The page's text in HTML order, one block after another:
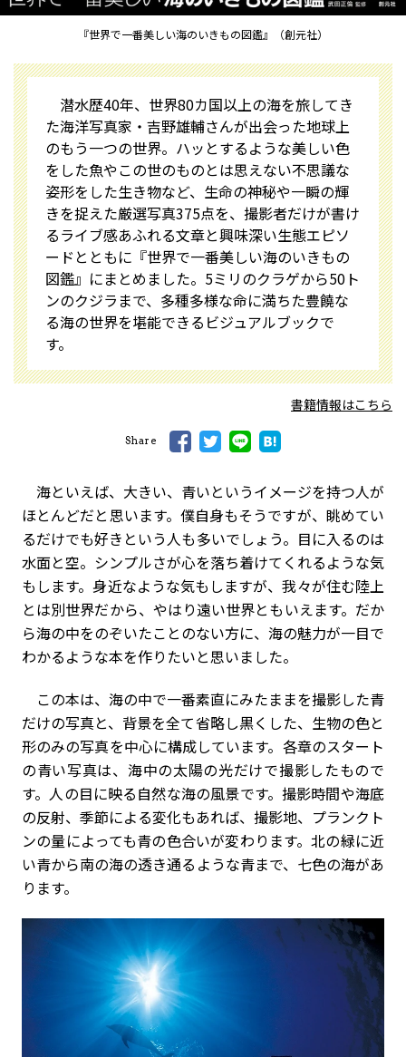
『世界で一番美しい海のいきもの図鑑』（創元社）
潜水歴40年、世界80カ国以上の海を旅してき
た海洋写真家・吉野雄輔さんが出会った地球上
のもう一つの世界。ハッとするような美しい色
をした魚やこの世のものとは思えない不思議な
姿形をした生き物など、生命の神秘や一瞬の輝
きを捉えた厳選写真375点を、撮影者だけが書け
るライブ感あふれる文章と興味深い生態エピソ
ードとともに『世界で一番美しい海のいきもの
図鑑』にまとめました。5ミリのクラゲから50ト
ンのクジラまで、多種多様な命に満ちた豊饒な
る海の世界を堪能できるビジュアルブックで
す。
書籍情報はこちら
Share
海といえば、大きい、青いというイメージを持つ人が
ほとんどだと思います。僕自身もそうですが、眺めてい
るだけでも好きという人も多いでしょう。目に入るのは
水面と空。シンプルさが心を落ち着けてくれるような気
もします。身近なような気もしますが、我々が住む陸上
とは別世界だから、やはり遠い世界ともいえます。だか
ら海の中をのぞいたことのない方に、海の魅力が一目で
わかるような本を作りたいと思いました。
この本は、海の中で一番素直にみたままを撮影した青
だけの写真と、背景を全て省略し黒くした、生物の色と
形のみの写真を中心に構成しています。各章のスタート
の青い写真は、海中の太陽の光だけで撮影したもので
す。人の目に映る自然な海の風景です。撮影時間や海底
の反射、季節による変化もあれば、撮影地、プランクト
ンの量によっても青の色合いが変わります。北の緑に近
い青から南の海の透き通るような青まで、七色の海があ
ります。